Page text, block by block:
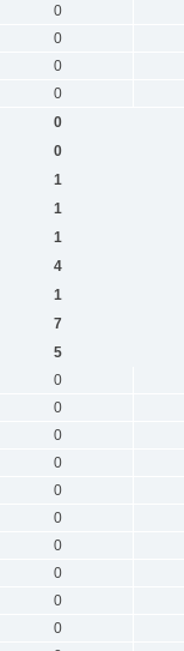
0
0
0
0
0
0
1
1
1
4
1
7
5
0
0
0
0
0
0
0
0
0
0